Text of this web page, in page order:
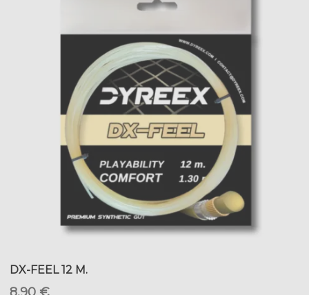
DX-FEEL 12 M.